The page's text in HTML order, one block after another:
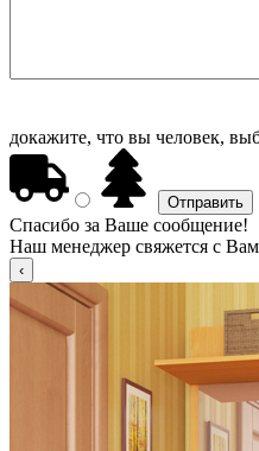
докажите, что вы человек,
Спасибо за Ваше сообщение!
Наш менеджер свяжется с